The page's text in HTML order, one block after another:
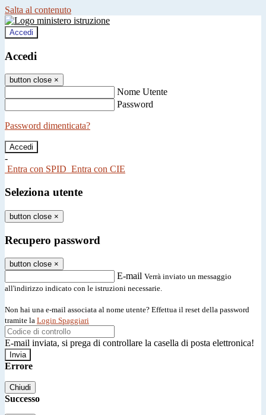
Salta al contenuto
Accedi
Accedi
button close ×
Nome Utente
Password
Password dimenticata?
-
Entra con SPID Entra con CIE
Seleziona utente
button close ×
Recupero password
button close ×
E-mail Verrà inviato un messaggio
all'indirizzo indicato con le istruzioni necessarie.
Non hai una e-mail associata al nome utente? Effettua il reset della password
tramite la Login Spaggiari
E-mail inviata, si prega di controllare la casella di posta elettronica!
Errore
Chiudi
Successo